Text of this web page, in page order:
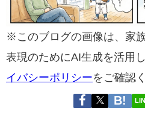
※このブログの画像は、家
表現のためにAI生成を活用
イバシーポリシーをご確認